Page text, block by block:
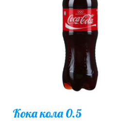
Кока кола 0.5